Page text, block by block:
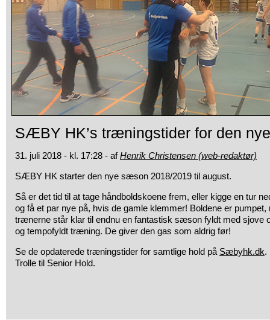
SÆBY HK’s træningstider for den
31. juli 2018 - kl. 17:28 - afHenrik Christensen (web-redaktør)
SÆBY HK starter den nye sæson 2018/2019 til august.
Så er det tid til at tage håndboldskoene frem, eller kigge en tur
og få et par nye på, hvis de gamle klemmer! Boldene er
trænerne står klar til endnu en fantastisk sæson fyldt med sjove
og tempofyldt træning. De giver den gas som aldrig før!
Se de opdaterede træningstider for samtlige hold på Sæbyhk.dk.
Trolle til Senior Hold.